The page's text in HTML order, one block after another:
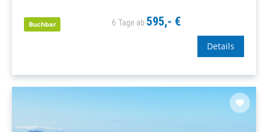
Buchbar 6 Tage ab595,- €
Details